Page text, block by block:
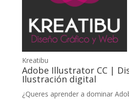
Kreatibu
Adobe Illustrator CC |
Ilustración digital
¿Queres aprender a dominar